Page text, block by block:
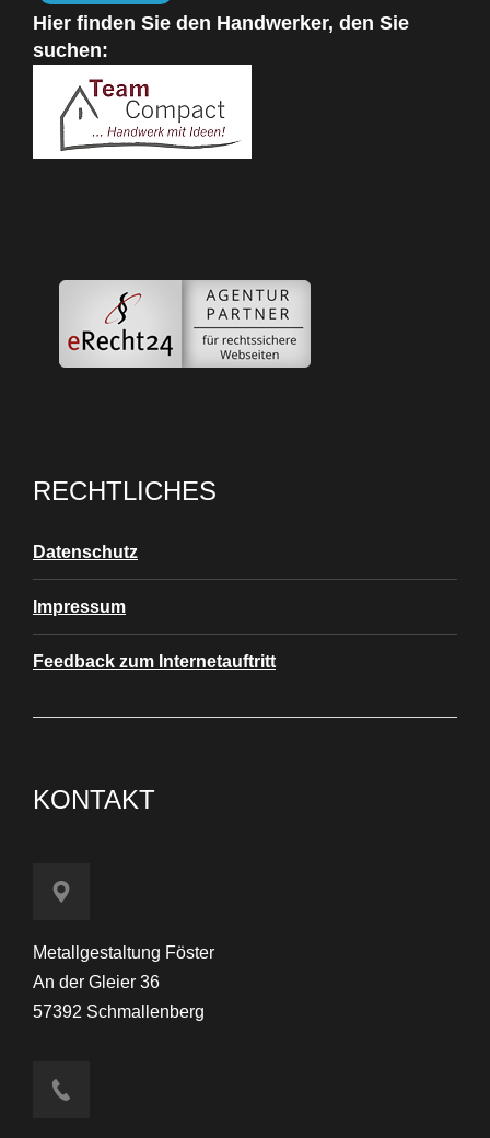
Hier finden Sie den Handwerker, den Sie
suchen:
RECHTLICHES
Datenschutz
Impressum
Feedback zum Internetauftritt
KONTAKT
Metallgestaltung Föster
An der Gleier 36
57392 Schmallenberg